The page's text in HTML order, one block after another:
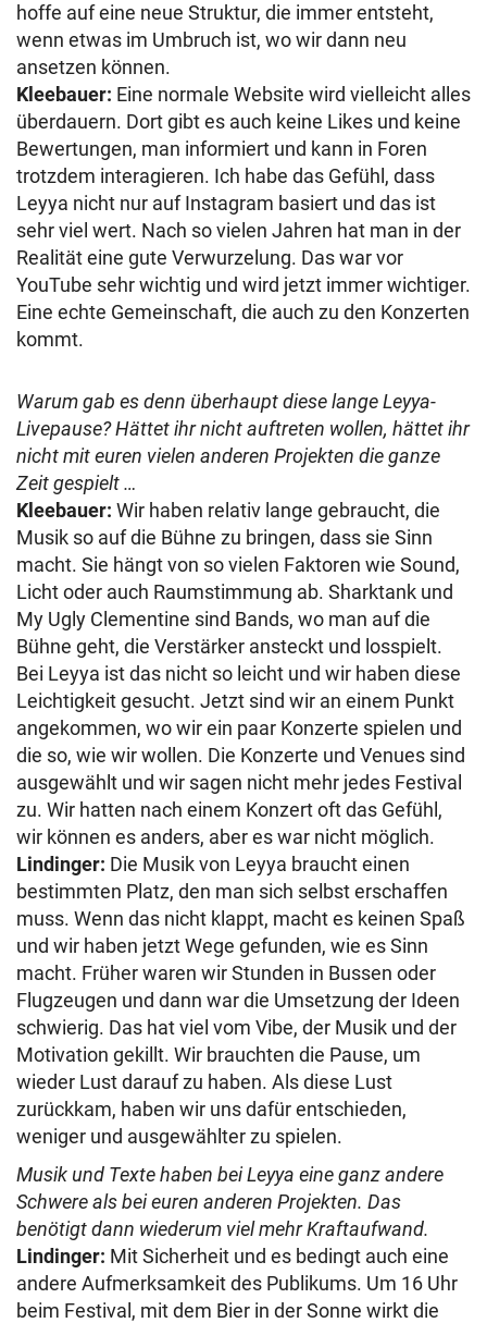
hoffe auf eine neue Struktur, die immer entsteht,
wenn etwas im Umbruch ist, wo wir dann neu
ansetzen können.
Kleebauer: Eine normale Website wird vielleicht alles
überdauern. Dort gibt es auch keine Likes und keine
Bewertungen, man informiert und kann in Foren
trotzdem interagieren. Ich habe das Gefühl, dass
Leyya nicht nur auf Instagram basiert und das ist
sehr viel wert. Nach so vielen Jahren hat man in der
Realität eine gute Verwurzelung. Das war vor
YouTube sehr wichtig und wird jetzt immer wichtiger.
Eine echte Gemeinschaft, die auch zu den Konzerten
kommt.
Warum gab es denn überhaupt diese lange Leyya-
Livepause? Hättet ihr nicht auftreten wollen, hättet ihr
nicht mit euren vielen anderen Projekten die ganze
Zeit gespielt …
Kleebauer: Wir haben relativ lange gebraucht, die
Musik so auf die Bühne zu bringen, dass sie Sinn
macht. Sie hängt von so vielen Faktoren wie Sound,
Licht oder auch Raumstimmung ab. Sharktank und
My Ugly Clementine sind Bands, wo man auf die
Bühne geht, die Verstärker ansteckt und losspielt.
Bei Leyya ist das nicht so leicht und wir haben diese
Leichtigkeit gesucht. Jetzt sind wir an einem Punkt
angekommen, wo wir ein paar Konzerte spielen und
die so, wie wir wollen. Die Konzerte und Venues sind
ausgewählt und wir sagen nicht mehr jedes Festival
zu. Wir hatten nach einem Konzert oft das Gefühl,
wir können es anders, aber es war nicht möglich.
Lindinger: Die Musik von Leyya braucht einen
bestimmten Platz, den man sich selbst erschaffen
muss. Wenn das nicht klappt, macht es keinen Spaß
und wir haben jetzt Wege gefunden, wie es Sinn
macht. Früher waren wir Stunden in Bussen oder
Flugzeugen und dann war die Umsetzung der Ideen
schwierig. Das hat viel vom Vibe, der Musik und der
Motivation gekillt. Wir brauchten die Pause, um
wieder Lust darauf zu haben. Als diese Lust
zurückkam, haben wir uns dafür entschieden,
weniger und ausgewählter zu spielen.
Musik und Texte haben bei Leyya eine ganz andere
Schwere als bei euren anderen Projekten. Das
benötigt dann wiederum viel mehr Kraftaufwand.
Lindinger: Mit Sicherheit und es bedingt auch eine
andere Aufmerksamkeit des Publikums. Um 16 Uhr
beim Festival, mit dem Bier in der Sonne wirkt die